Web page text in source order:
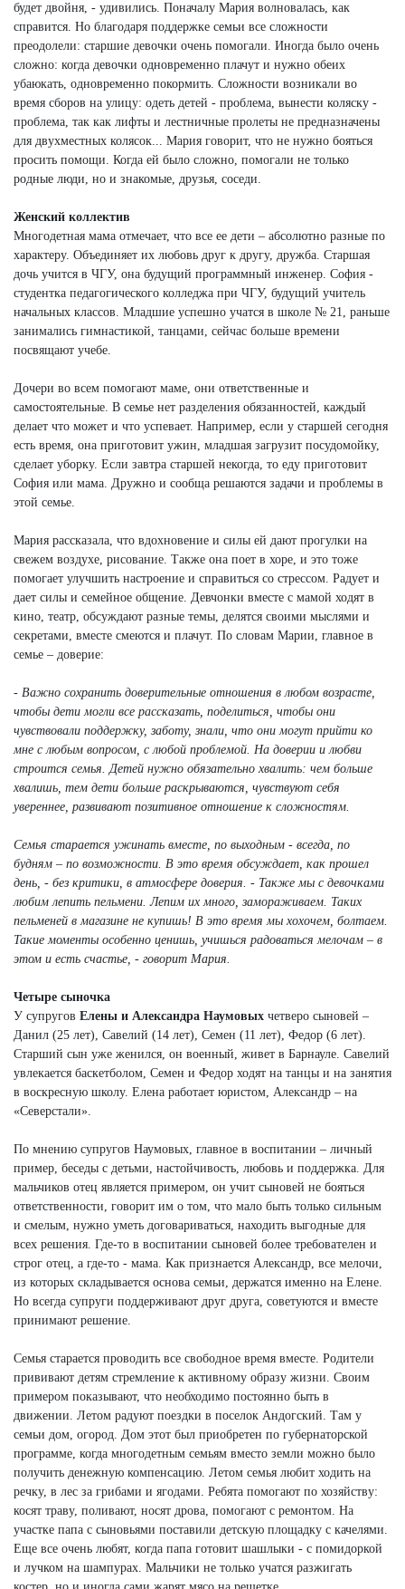
будет двойня, - удивились. Поначалу Мария волновалась, как
справится. Но благодаря поддержке семьи все сложности
преодолели: старшие девочки очень помогали. Иногда было очень
сложно: когда девочки одновременно плачут и нужно обеих
убаюкать, одновременно покормить. Сложности возникали во
время сборов на улицу: одеть детей - проблема, вынести коляску -
проблема, так как лифты и лестничные пролеты не предназначены
для двухместных колясок... Мария говорит, что не нужно бояться
просить помощи. Когда ей было сложно, помогали не только
родные люди, но и знакомые, друзья, соседи.
Женский коллектив
Многодетная мама отмечает, что все ее дети – абсолютно разные по
характеру. Объединяет их любовь друг к другу, дружба. Старшая
дочь учится в ЧГУ, она будущий программный инженер. София -
студентка педагогического колледжа при ЧГУ, будущий учитель
начальных классов. Младшие успешно учатся в школе № 21, раньше
занимались гимнастикой, танцами, сейчас больше времени
посвящают учебе.
Дочери во всем помогают маме, они ответственные и
самостоятельные. В семье нет разделения обязанностей, каждый
делает что может и что успевает. Например, если у старшей сегодня
есть время, она приготовит ужин, младшая загрузит посудомойку,
сделает уборку. Если завтра старшей некогда, то еду приготовит
София или мама. Дружно и сообща решаются задачи и проблемы в
этой семье.
Мария рассказала, что вдохновение и силы ей дают прогулки на
свежем воздухе, рисование. Также она поет в хоре, и это тоже
помогает улучшить настроение и справиться со стрессом. Радует и
дает силы и семейное общение. Девчонки вместе с мамой ходят в
кино, театр, обсуждают разные темы, делятся своими мыслями и
секретами, вместе смеются и плачут. По словам Марии, главное в
семье – доверие:
- Важно сохранить доверительные отношения в любом возрасте,
чтобы дети могли все рассказать, поделиться, чтобы они
чувствовали поддержку, заботу, знали, что они могут прийти ко
мне с любым вопросом, с любой проблемой. На доверии и любви
строится семья. Детей нужно обязательно хвалить: чем больше
хвалишь, тем дети больше раскрываются, чувствуют себя
увереннее, развивают позитивное отношение к сложностям.
Семья старается ужинать вместе, по выходным - всегда, по
будням – по возможности. В это время обсуждает, как прошел
день, - без критики, в атмосфере доверия. - Также мы с девочками
любим лепить пельмени. Лепим их много, замораживаем. Таких
пельменей в магазине не купишь! В это время мы хохочем, болтаем.
Такие моменты особенно ценишь, учишься радоваться мелочам – в
этом и есть счастье, - говорит Мария.
Четыре сыночка
У супругов Елены и Александра Наумовых четверо сыновей –
Данил (25 лет), Савелий (14 лет), Семен (11 лет), Федор (6 лет).
Старший сын уже женился, он военный, живет в Барнауле. Савелий
увлекается баскетболом, Семен и Федор ходят на танцы и на занятия
в воскресную школу. Елена работает юристом, Александр – на
«Северстали».
По мнению супругов Наумовых, главное в воспитании – личный
пример, беседы с детьми, настойчивость, любовь и поддержка. Для
мальчиков отец является примером, он учит сыновей не бояться
ответственности, говорит им о том, что мало быть только сильным
и смелым, нужно уметь договариваться, находить выгодные для
всех решения. Где-то в воспитании сыновей более требователен и
строг отец, а где-то - мама. Как признается Александр, все мелочи,
из которых складывается основа семьи, держатся именно на Елене.
Но всегда супруги поддерживают друг друга, советуются и вместе
принимают решение.
Семья старается проводить все свободное время вместе. Родители
прививают детям стремление к активному образу жизни. Своим
примером показывают, что необходимо постоянно быть в
движении. Летом радуют поездки в поселок Андогский. Там у
семьи дом, огород. Дом этот был приобретен по губернаторской
программе, когда многодетным семьям вместо земли можно было
получить денежную компенсацию. Летом семья любит ходить на
речку, в лес за грибами и ягодами. Ребята помогают по хозяйству:
косят траву, поливают, носят дрова, помогают с ремонтом. На
участке папа с сыновьями поставили детскую площадку с качелями.
Еще все очень любят, когда папа готовит шашлыки - с помидоркой
и лучком на шампурах. Мальчики не только учатся разжигать